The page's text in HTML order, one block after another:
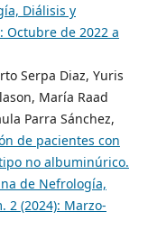
Diálisis y
Octubre de 2022 a
Serpa Diaz, Yuris
María Raad
Parra Sánchez,
de pacientes con
no albuminúrico.
de Nefrología,
2 (2024): Marzo-